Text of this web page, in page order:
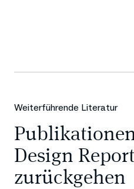
Weiterführende Literatur
Design Report
zurückgehen